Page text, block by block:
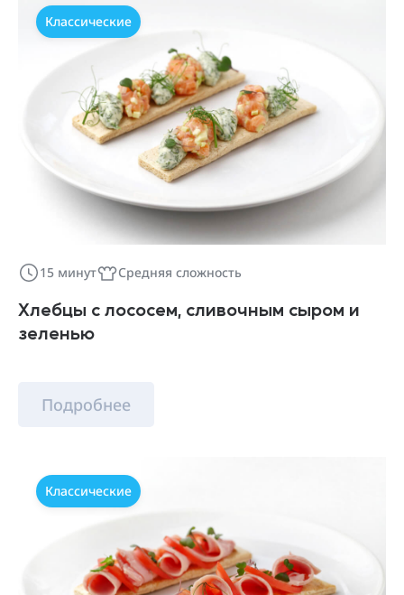
Классические
15 минут Средняя сложность
Хлебцы с лососем, сливочным сыром и
зеленью
Подробнее
Классические